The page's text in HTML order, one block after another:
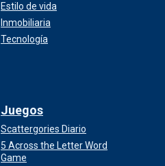
Estilo de vida
Inmobiliaria
Tecnología
Juegos
Scattergories Diario
5 Across the Letter Word
Game